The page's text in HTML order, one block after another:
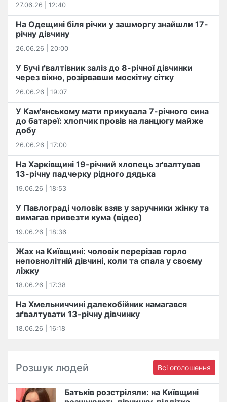
27.06.26 | 12:40
На Одещині біля річки у зашморгу знайшли 17-
річну дівчину
26.06.26 | 20:00
У Бучі ґвалтівник заліз до 8-річної дівчинки
через вікно, розірвавши москітну сітку
26.06.26 | 19:07
У Кам'янському мати прикувала 7-річного сина
до батареї: хлопчик провів на ланцюгу майже
добу
26.06.26 | 17:00
На Харківщині 19-річний хлопець​ ️зґвалтував
13-річну падчерку рідного дядька
19.06.26 | 18:53
У Павлограді чоловік взяв у заручники жінку та
вимагав привезти кума (відео)
19.06.26 | 18:36
Жах на Київщині: чоловік перерізав горло
неповнолітній дівчині, коли та спала у своєму
ліжку
18.06.26 | 17:38
На Хмельниччині далекобійник намагався
зґвалтувати 13-річну дівчинку
18.06.26 | 16:18
Розшук людей Всі оголошення
Батьків розстріляли: на Київщині